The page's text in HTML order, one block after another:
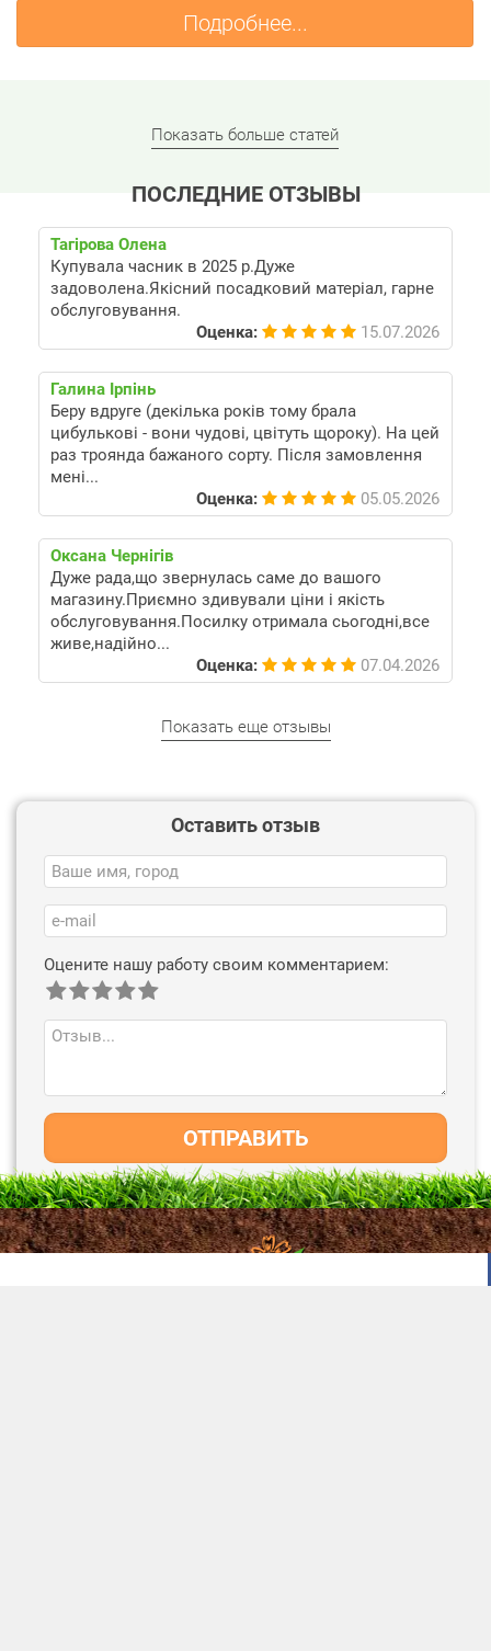
Подробнее...
Показать больше статей
ПОСЛЕДНИЕ ОТЗЫВЫ
Тагірова Олена
Купувала часник в 2025 р.Дуже
задоволена.Якісний посадковий матеріал, гарне
обслуговування.
Оценка:
15.07.2026
Галина Ірпінь
Беру вдруге (декілька років тому брала
цибулькові - вони чудові, цвітуть щороку). На цей
раз троянда бажаного сорту. Після замовлення
мені...
Оценка:
05.05.2026
Оксана Чернігів
Дуже рада,що звернулась саме до вашого
магазину.Приємно здивували ціни і якість
обслуговування.Посилку отримала сьогодні,все
живе,надійно...
Оценка:
07.04.2026
Показать еще отзывы
Оставить отзыв
Оцените нашу работу своим комментарием:
ОТПРАВИТЬ